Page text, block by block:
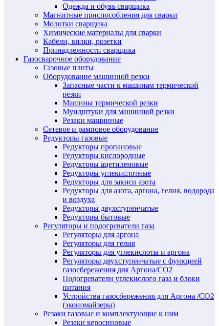
Одежда и обувь сварщика
Магнитные приспособления для сварки
Молотки сварщика
Химические материалы для сварки
Кабели, вилки, розетки
Принадлежности сварщика
Газосварочное оборудование
Газовые плиты
Оборудование машинной резки
Запасные части к машинам термической
резки
Машины термической резки
Мундштуки для машинной резки
Резаки машинные
Сетевое и рамповое оборудование
Редукторы газовые
Редукторы пропановые
Редукторы кислородные
Редукторы ацетиленовые
Редукторы углекислотные
Редукторы для закиси азота
Редукторы для азота, аргона, гелия, водорода
и воздуха
Редукторы двухступенчатые
Редукторы бытовые
Регуляторы и подогреватели газа
Регуляторы для аргона
Регуляторы для гелия
Регуляторы для углекислоты и аргона
Регуляторы двухступенчатые c функцией
газосбережения для Аргона/СО2
Подогреватели углекислого газа и блоки
питания
Устройства газосбережения для Аргона /СО2
(экономайзеры)
Резаки газовые и комплектующие к ним
Резаки керосиновые